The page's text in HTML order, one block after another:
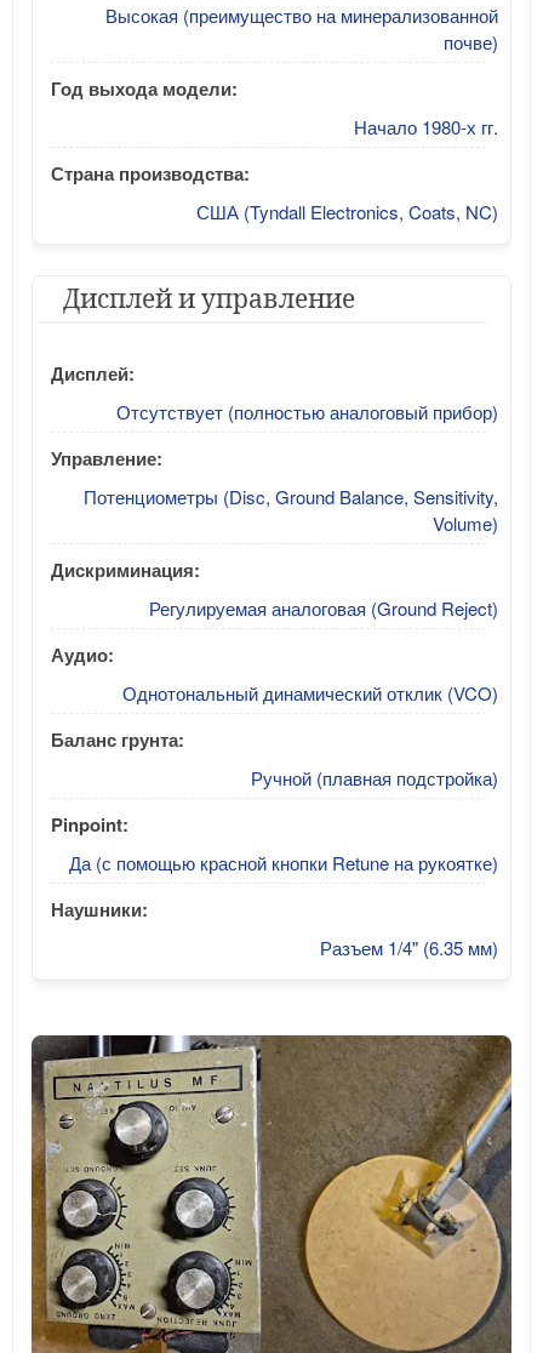
Высокая (преимущество на минерализованной
почве)
Год выхода модели:
Начало 1980-х гг.
Страна производства:
США (Tyndall Electronics, Coats, NC)
Дисплей и управление
Дисплей:
Отсутствует (полностью аналоговый прибор)
Управление:
Потенциометры (Disc, Ground Balance, Sensitivity,
Volume)
Дискриминация:
Регулируемая аналоговая (Ground Reject)
Аудио:
Однотональный динамический отклик (VCO)
Баланс грунта:
Ручной (плавная подстройка)
Pinpoint:
Да (с помощью красной кнопки Retune на рукоятке)
Наушники:
Разъем 1/4" (6.35 мм)